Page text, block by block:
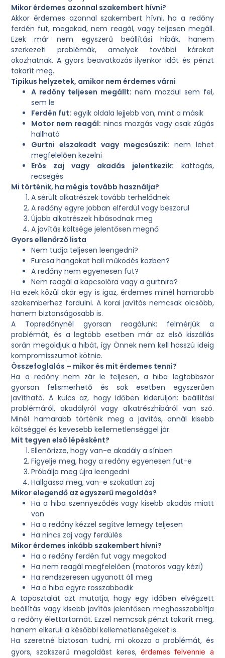
Mikor érdemes azonnal szakembert hívni?
Akkor érdemes azonnal szakembert hívni, ha a redőny
ferdén fut, megakad, nem reagál, vagy teljesen megáll.
Ezek már nem egyszerű beállítási hibák, hanem
szerkezeti problémák, amelyek további károkat
okozhatnak. A gyors beavatkozás ilyenkor időt és pénzt
takarít meg.
Tipikus helyzetek, amikor nem érdemes várni
A redőny teljesen megállt: nem mozdul sem fel,
sem le
Ferdén fut: egyik oldala lejjebb van, mint a másik
Motor nem reagál: nincs mozgás vagy csak zúgás
hallható
Gurtni elszakadt vagy megcsúszik: nem lehet
megfelelően kezelni
Erős zaj vagy akadás jelentkezik: kattogás,
recsegés
Mi történik, ha mégis tovább használja?
A sérült alkatrészek tovább terhelődnek
A redőny egyre jobban elferdül vagy beszorul
Újabb alkatrészek hibásodnak meg
A javítás költsége jelentősen megnő
Gyors ellenőrző lista
Nem tudja teljesen leengedni?
Furcsa hangokat hall működés közben?
A redőny nem egyenesen fut?
Nem reagál a kapcsolóra vagy a gurtnira?
Ha ezek közül akár egy is igaz, érdemes minél hamarabb
szakemberhez fordulni. A korai javítás nemcsak olcsóbb,
hanem biztonságosabb is.
A Topredőnynél gyorsan reagálunk: felmérjük a
problémát, és a legtöbb esetben már az első kiszállás
során megoldjuk a hibát, így Önnek nem kell hosszú ideig
kompromisszumot kötnie.
Összefoglalás – mikor és mit érdemes tenni?
Ha a redőny nem zár le teljesen, a hiba legtöbbször
gyorsan felismerhető és sok esetben egyszerűen
javítható. A kulcs az, hogy időben kiderüljön: beállítási
problémáról, akadályról vagy alkatrészhibáról van szó.
Minél hamarabb történik meg a javítás, annál kisebb
költséggel és kevesebb kellemetlenséggel jár.
Mit tegyen első lépésként?
Ellenőrizze, hogy van-e akadály a sínben
Figyelje meg, hogy a redőny egyenesen fut-e
Próbálja meg újra leengedni
Hallgassa meg, van-e szokatlan zaj
Mikor elegendő az egyszerű megoldás?
Ha a hiba szennyeződés vagy kisebb akadás miatt
van
Ha a redőny kézzel segítve lemegy teljesen
Ha nincs zaj vagy ferdülés
Mikor érdemes inkább szakembert hívni?
Ha a redőny ferdén fut vagy megakad
Ha nem reagál megfelelően (motoros vagy kézi)
Ha rendszeresen ugyanott áll meg
Ha a hiba egyre rosszabbodik
A tapasztalat azt mutatja, hogy egy időben elvégzett
beállítás vagy kisebb javítás jelentősen meghosszabbítja
a redőny élettartamát. Ezzel nemcsak pénzt takarít meg,
hanem elkerüli a későbbi kellemetlenségeket is.
Ha szeretné biztosan tudni, mi okozza a problémát, és
gyors, szakszerű megoldást keres, érdemes felvennie a